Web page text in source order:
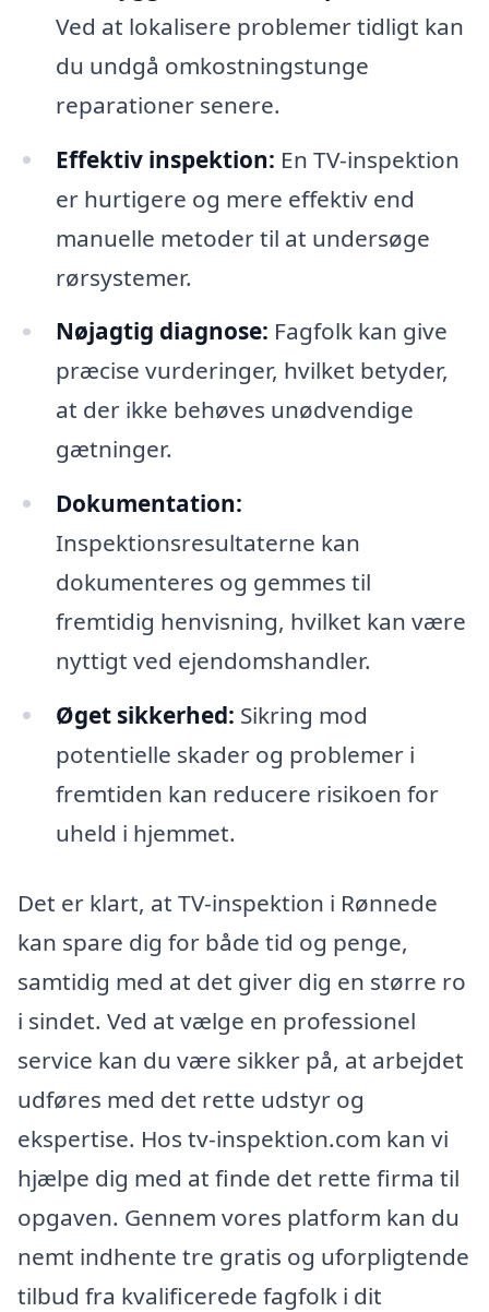
Ved at lokalisere problemer tidligt kan
du undgå omkostningstunge
reparationer senere.
Effektiv inspektion: En TV-inspektion
er hurtigere og mere effektiv end
manuelle metoder til at undersøge
rørsystemer.
Nøjagtig diagnose: Fagfolk kan give
præcise vurderinger, hvilket betyder,
at der ikke behøves unødvendige
gætninger.
Dokumentation:
Inspektionsresultaterne kan
dokumenteres og gemmes til
fremtidig henvisning, hvilket kan være
nyttigt ved ejendomshandler.
Øget sikkerhed: Sikring mod
potentielle skader og problemer i
fremtiden kan reducere risikoen for
uheld i hjemmet.
Det er klart, at TV-inspektion i Rønnede
kan spare dig for både tid og penge,
samtidig med at det giver dig en større ro
i sindet. Ved at vælge en professionel
service kan du være sikker på, at arbejdet
udføres med det rette udstyr og
ekspertise. Hos tv-inspektion.com kan vi
hjælpe dig med at finde det rette firma til
opgaven. Gennem vores platform kan du
nemt indhente tre gratis og uforpligtende
tilbud fra kvalificerede fagfolk i dit